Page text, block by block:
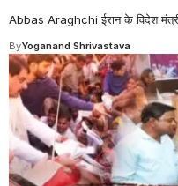
Abbas Araghchi ईरान के विदेश
ByYoganand Shrivastava